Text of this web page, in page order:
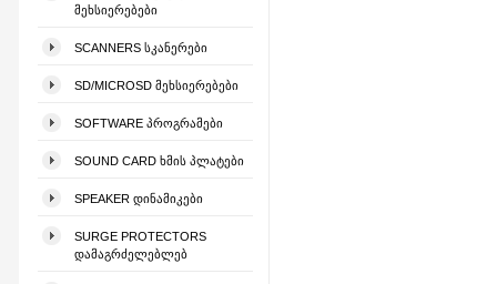
ᲛᲔᲮᲡᲘᲔᲠᲔᲑᲔᲑᲘ
SCANNERS ᲡᲙᲐᲜᲔᲠᲔᲑᲘ
SD/MICROSD ᲛᲔᲮᲡᲘᲔᲠᲔᲑᲔᲑᲘ
SOFTWARE ᲞᲠᲝᲒᲠᲐᲛᲔᲑᲘ
SOUND CARD ᲮᲛᲘᲡ ᲞᲚᲐᲢᲔᲑᲘ
SPEAKER ᲓᲘᲜᲐᲛᲘᲙᲔᲑᲘ
SURGE PROTECTORS
ᲓᲐᲛᲐᲒᲠᲫᲔᲚᲔᲑᲚᲔᲑ